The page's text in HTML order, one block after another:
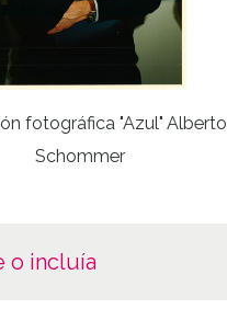
fotográfica "Azul" Alberto
Schommer
o incluía